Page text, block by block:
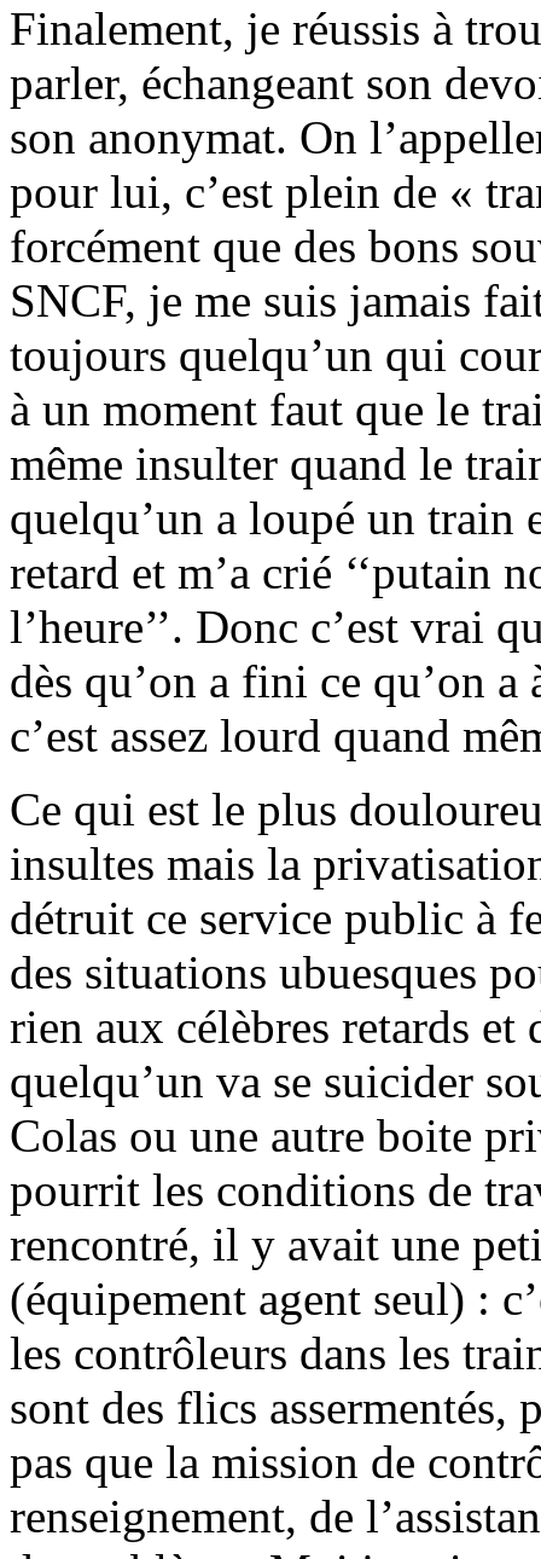
Finalement, je réussis à
parler, échangeant son
son anonymat. On
pour lui, c’est plein de «
forcément que des bons
SNCF, je me suis jamais
toujours quelqu’un qui
à un moment faut que le
même insulter quand le
quelqu’un a loupé un train
retard et m’a crié ‘‘putain
l’heure’’. Donc c’est vrai
dès qu’on a fini ce qu’on
c’est assez lourd quand
Ce qui est le plus
insultes mais la
détruit ce service public à
des situations ubuesques
rien aux célèbres retards et
quelqu’un va se suicider
Colas ou une autre boite
pourrit les conditions de
rencontré, il y avait une
(équipement agent seul) :
les contrôleurs dans les
sont des flics assermentés,
pas que la mission de
renseignement, de